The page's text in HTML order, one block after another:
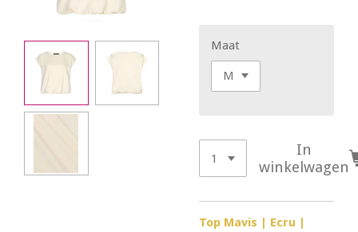
Maat
In
winkelwagen
Top Mavis | Ecru |